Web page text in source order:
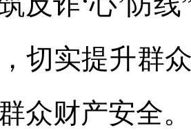
切实提升群
众财产安全。